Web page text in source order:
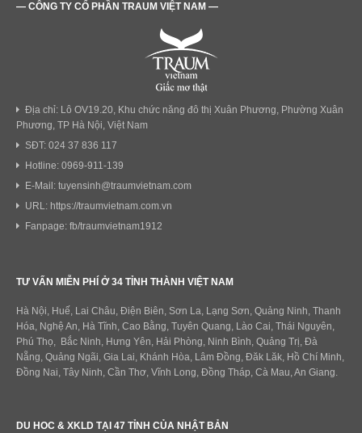
— CÔNG TY CỔ PHẦN TRAUM VIỆT NAM —
Địa chỉ: Lô OV19.20, Khu chức năng đô thị Xuân Phương, Phường Xuân
Phương, TP Hà Nội, Việt Nam
SĐT: 024 37 836 117
Hotline: 0969-911-139
E-Mail: tuyensinh@traumvietnam.com
URL: https://traumvietnam.com.vn
Fanpage: fb/traumvietnam1912
TƯ VẤN MIỄN PHÍ Ở 34 TỈNH THÀNH VIỆT NAM
Hà Nội, Huế, Lai Châu, Điện Biên, Sơn La, Lạng Sơn, Quảng Ninh, Thanh
Hóa, Nghệ An, Hà Tĩnh, Cao Bằng, Tuyên Quang, Lào Cai, Thái Nguyên,
Phú Thọ, Bắc Ninh, Hưng Yên, Hải Phòng, Ninh Bình, Quảng Trị, Đà
Nẵng, Quảng Ngãi, Gia Lai, Khánh Hòa, Lâm Đồng, Đăk Lăk, Hồ Chí Minh,
Đồng Nai, Tây Ninh, Cần Thơ, Vĩnh Long, Đồng Tháp, Cà Mau, An Giang.
DU HOC & XKLD TẠI 47 TỈNH CỦA NHẬT BẢN